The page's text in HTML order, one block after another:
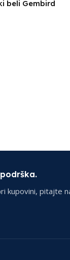
beli Gembird
kupovini, pitajte